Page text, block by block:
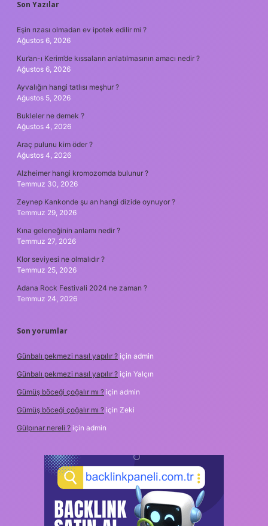
SIDEBAR
Son Yazılar
Eşin rızası olmadan ev ipotek edilir mi ?
Ağustos 6, 2026
Kur’an-ı Kerim’de kıssaların anlatılmasının amacı nedir ?
Ağustos 6, 2026
Ayvalığın hangi tatlısı meşhur ?
Ağustos 5, 2026
Bukleler ne demek ?
Ağustos 4, 2026
Araç pulunu kim öder ?
Ağustos 4, 2026
Alzheimer hangi kromozomda bulunur ?
Temmuz 30, 2026
Zeynep Kankonde şu an hangi dizide oynuyor ?
Temmuz 29, 2026
Kına geleneğinin anlamı nedir ?
Temmuz 27, 2026
Klor seviyesi ne olmalıdır ?
Temmuz 25, 2026
Adana Rock Festivali 2024 ne zaman ?
Temmuz 24, 2026
Son yorumlar
Günbalı pekmezi nasıl yapılır ? için admin
Günbalı pekmezi nasıl yapılır ? için Yalçın
Gümüş böceği çoğalır mı ? için admin
Gümüş böceği çoğalır mı ? için Zeki
Gülpınar nereli ? için admin